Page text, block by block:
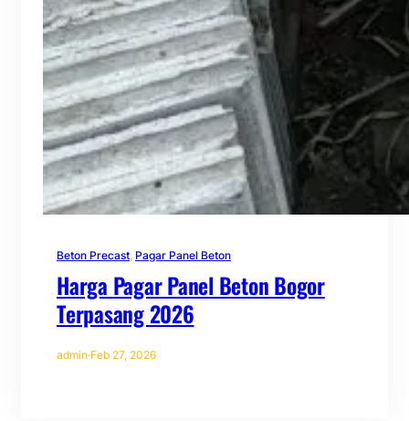
Beton Precast, Pagar Panel Beton
Harga Pagar Panel Beton Bogor
Terpasang 2026
admin·Feb 27, 2026